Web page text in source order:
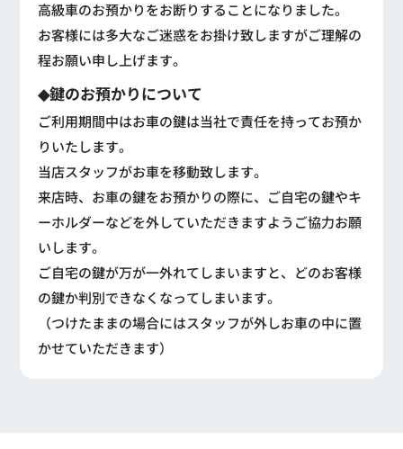
高級車のお預かりをお断りすることになりました。
お客様には多大なご迷惑をお掛け致しますがご理解の
程お願い申し上げます。
◆鍵のお預かりについて
ご利用期間中はお車の鍵は当社で責任を持ってお預か
りいたします。
当店スタッフがお車を移動致します。
来店時、お車の鍵をお預かりの際に、ご自宅の鍵やキ
ーホルダーなどを外していただきますようご協力お願
いします。
ご自宅の鍵が万が一外れてしまいますと、どのお客様
の鍵か判別できなくなってしまいます。
（つけたままの場合にはスタッフが外しお車の中に置
かせていただきます）